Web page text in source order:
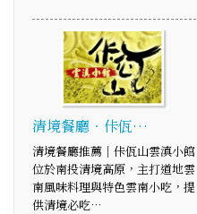
清境餐廳‧佧佤…
清境餐廳推薦｜佧佤山雲滇小館
位於南投清境高原，主打道地雲
南風味料理與特色雲南小吃，提
供清境必吃…